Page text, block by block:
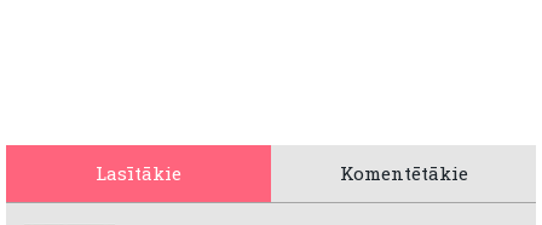
Lasītākie Komentētākie